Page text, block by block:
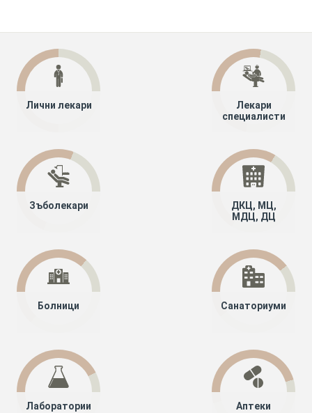
Лични лекари
Лекари
специалисти
Зъболекари
ДКЦ, МЦ,
МДЦ, ДЦ
Болници Санаториуми
Лаборатории Аптеки